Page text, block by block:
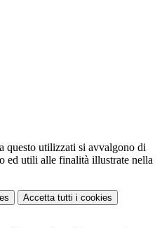
questo utilizzati si avvalgono di
ed utili alle finalità illustrate nella
Accetta tutti i cookies